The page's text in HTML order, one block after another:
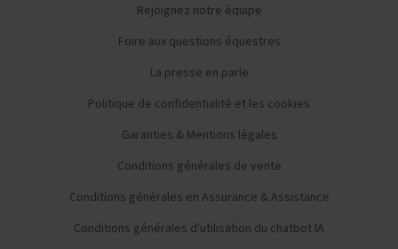
Rejoignez notre équipe
Foire aux questions équestres
La presse en parle
Politique de confidentialité et les cookies
Garanties & Mentions légales
Conditions générales de vente
Conditions générales en Assurance & Assistance
Conditions générales d'utilisation du chatbot IA